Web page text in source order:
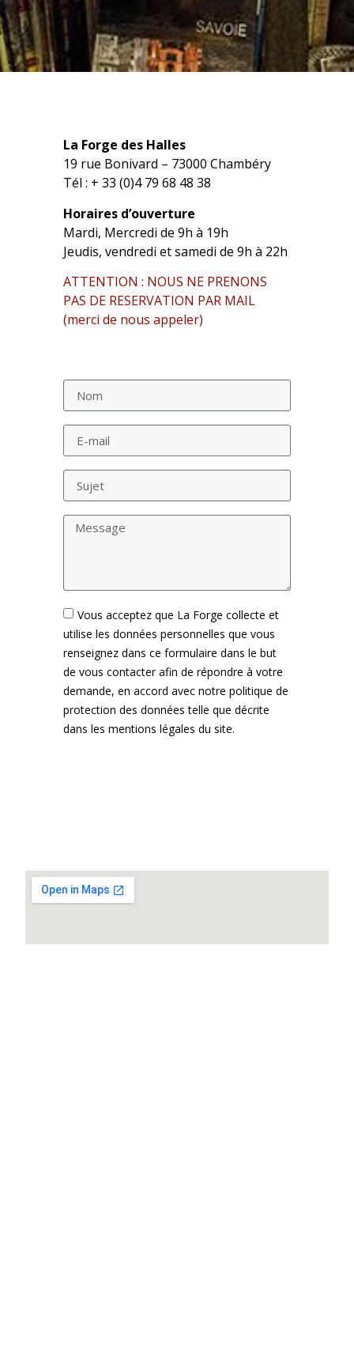
La Forge des Halles
19 rue Bonivard – 73000 Chambéry
Tél : + 33 (0)4 79 68 48 38
Horaires d’ouverture
Mardi, Mercredi de 9h à 19h
Jeudis, vendredi et samedi de 9h à 22h
ATTENTION : NOUS NE PRENONS
PAS DE RESERVATION PAR MAIL
(merci de nous appeler)
Vous acceptez que La Forge collecte et
utilise les données personnelles que vous
renseignez dans ce formulaire dans le but
de vous contacter afin de répondre à votre
demande, en accord avec notre politique de
protection des données telle que décrite
dans les mentions légales du site.